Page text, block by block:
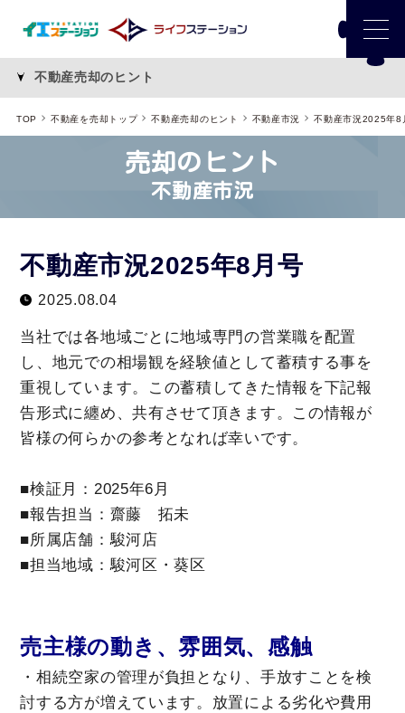
不動産売却のヒント
TOP 不動産を売却トップ 不動産売却のヒント 不動産市況 不動産市況2025年8
売却のヒント
不動産市況
不動産市況2025年8月号
2025.08.04
当社では各地域ごとに地域専門の営業職を配置
し、地元での相場観を経験値として蓄積する事を
重視しています。この蓄積してきた情報を下記報
告形式に纏め、共有させて頂きます。この情報が
皆様の何らかの参考となれば幸いです。
■検証月：2025年6月
■報告担当：齋藤 拓未
■所属店舗：駿河店
■担当地域：駿河区・葵区
売主様の動き、雰囲気、感触
・相続空家の管理が負担となり、手放すことを検
討する方が増えています。放置による劣化や費用